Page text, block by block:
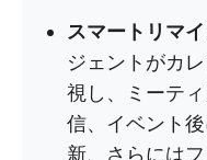
スマートリマ
ジェントがカ
視し、ミーテ
信、イベント
新、さらには